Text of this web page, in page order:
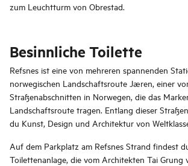
zum Leuchtturm von Obrestad.
Besinnliche Toilette
Refsnes ist eine von mehreren spannenden
norwegischen Landschaftsroute Jæren, einer
Straßenabschnitten in Norwegen, die das
Landschaftsroute tragen. Entlang dieser
du Kunst, Design und Architektur von
Auf dem Parkplatz am Refsnes Strand findest
Toilettenanlage, die vom Architekten Tai Grung